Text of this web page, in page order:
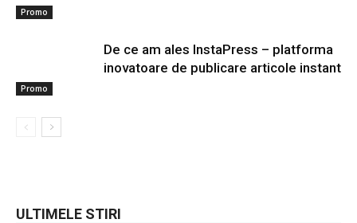
Promo
Promo
De ce am ales InstaPress – platforma
inovatoare de publicare articole instant
ULTIMELE STIRI